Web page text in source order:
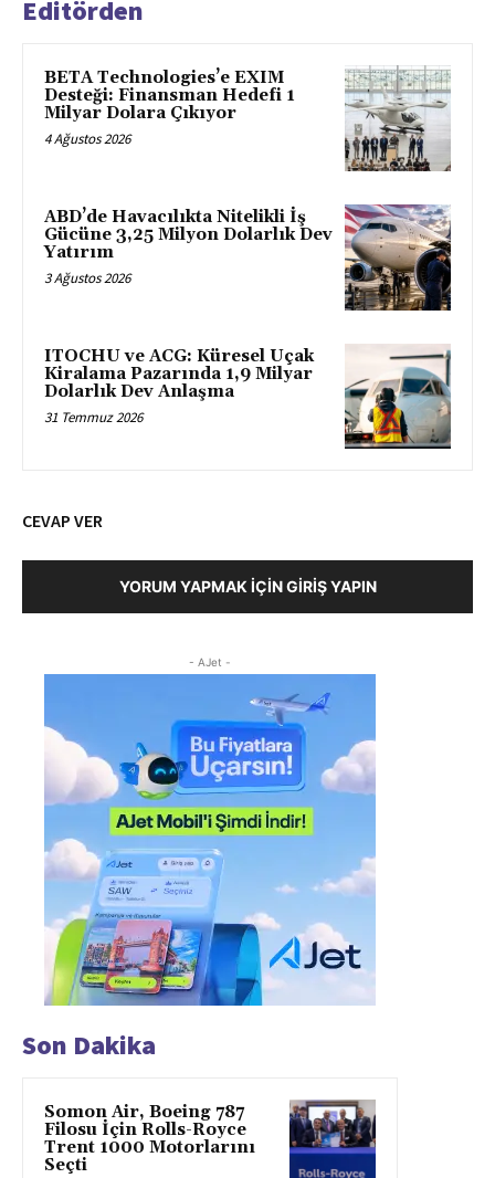
Editörden
BETA Technologies’e EXIM
Desteği: Finansman Hedefi 1
Milyar Dolara Çıkıyor
4 Ağustos 2026
ABD’de Havacılıkta Nitelikli İş
Gücüne 3,25 Milyon Dolarlık Dev
Yatırım
3 Ağustos 2026
ITOCHU ve ACG: Küresel Uçak
Kiralama Pazarında 1,9 Milyar
Dolarlık Dev Anlaşma
31 Temmuz 2026
CEVAP VER
YORUM YAPMAK İÇIN GIRIŞ YAPIN
- AJet -
Son Dakika
Somon Air, Boeing 787
Filosu İçin Rolls-Royce
Trent 1000 Motorlarını
Seçti